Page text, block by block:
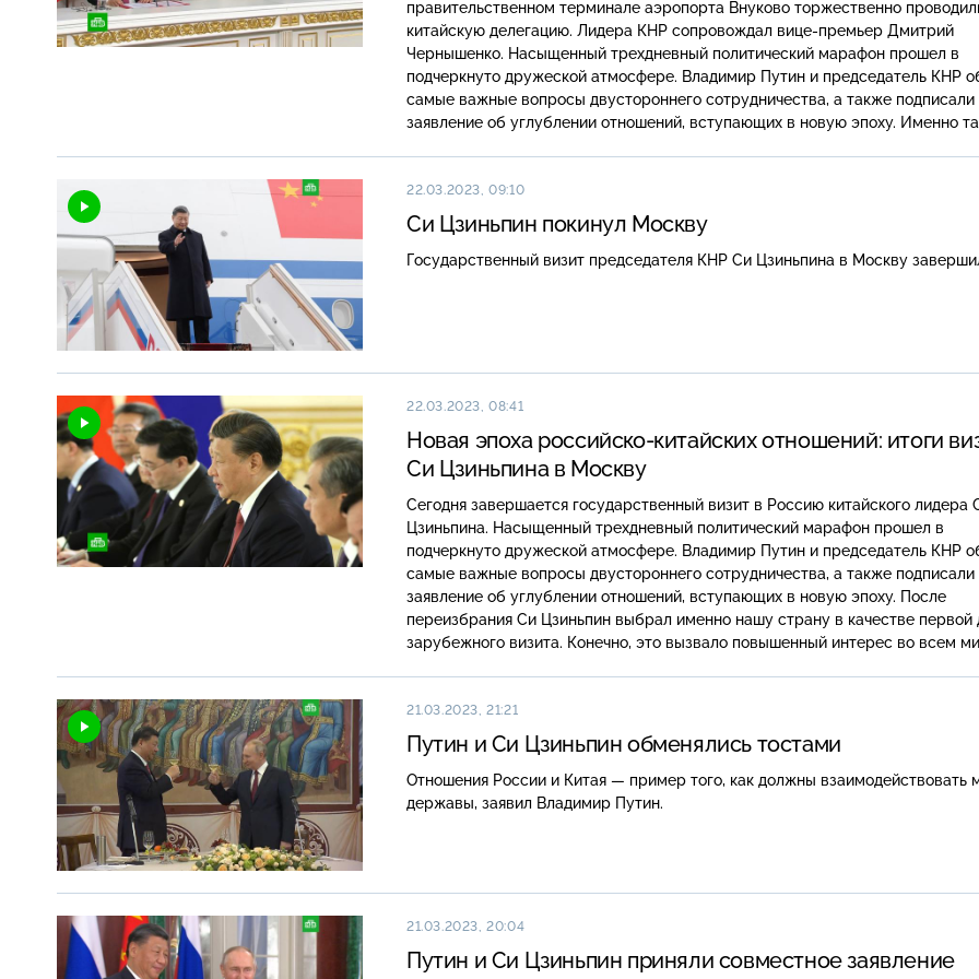
правительственном терминале аэропорта Внуково торжественно
китайскую делегацию. Лидера КНР сопровождал вице-премьер Дмитрий
Чернышенко. Насыщенный трехдневный политический марафон прошел в
подчеркнуто дружеской атмосфере. Владимир Путин и председатель КНР
самые важные вопросы двустороннего сотрудничества, а также подписали
заявление об углублении отношений, вступающих в новую эпоху. Именно
22.03.2023, 09:10
Си Цзиньпин покинул Москву
Государственный визит председателя КНР Си Цзиньпина в Москву
22.03.2023, 08:41
Новая эпоха российско-китайских отношений: итоги
Си Цзиньпина в Москву
Сегодня завершается государственный визит в Россию китайского лидера
Цзиньпина. Насыщенный трехдневный политический марафон прошел в
подчеркнуто дружеской атмосфере. Владимир Путин и председатель КНР
самые важные вопросы двустороннего сотрудничества, а также подписали
заявление об углублении отношений, вступающих в новую эпоху. После
переизбрания Си Цзиньпин выбрал именно нашу страну в качестве первой
зарубежного визита. Конечно, это вызвало повышенный интерес во всем
21.03.2023, 21:21
Путин и Си Цзиньпин обменялись тостами
Отношения России и Китая — пример того, как должны взаимодействовать
державы, заявил Владимир Путин.
21.03.2023, 20:04
Путин и Си Цзиньпин приняли совместное заявление